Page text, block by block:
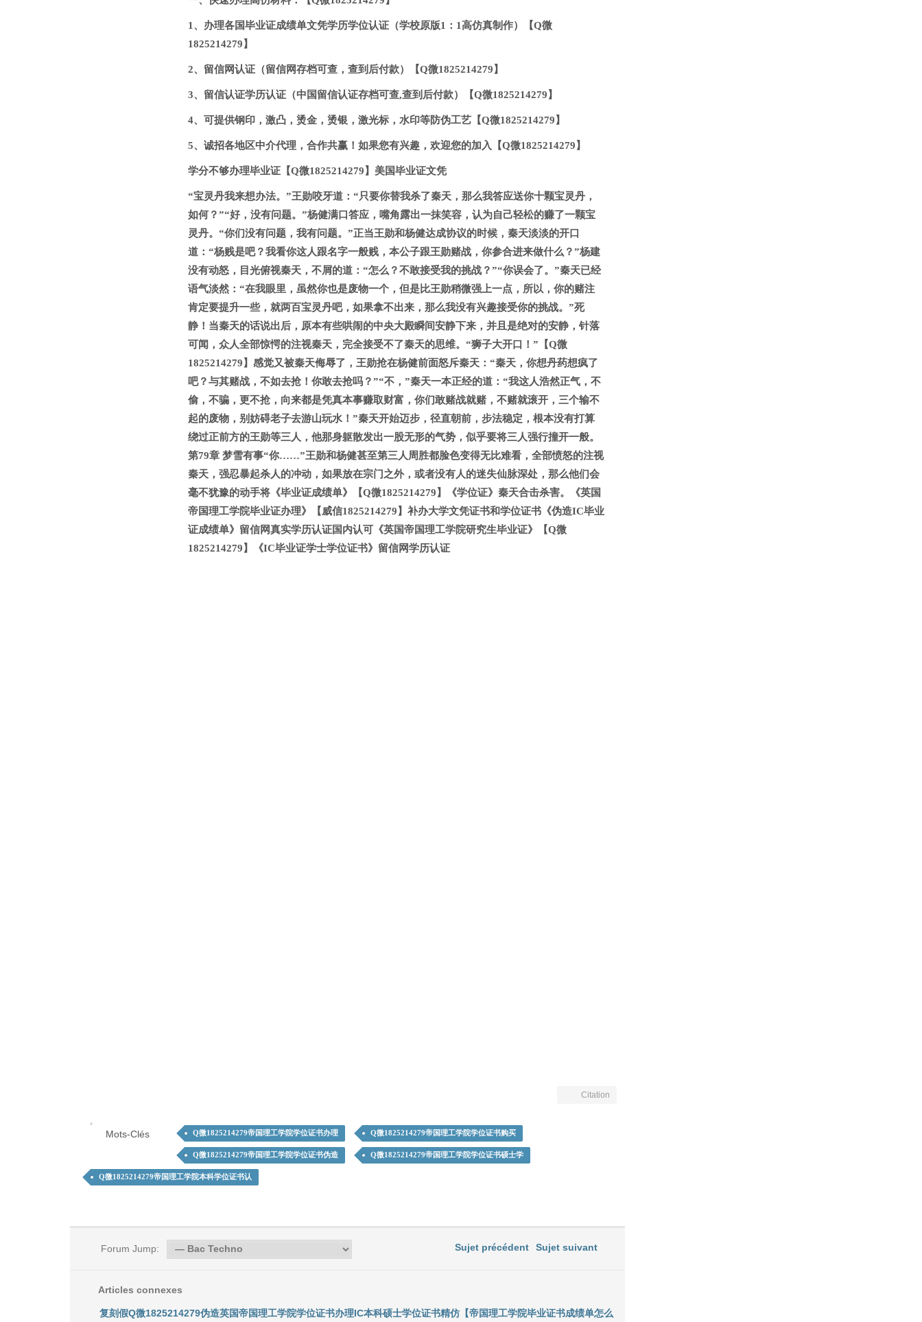
1、办理各国毕业证成绩单文凭学历学位认证（学校原版1：1高仿真制作）【Q微
1825214279】
2、留信网认证（留信网存档可查，查到后付款）【Q微1825214279】
3、留信认证学历认证（中国留信认证存档可查,查到后付款）【Q微1825214279】
4、可提供钢印，激凸，烫金，烫银，激光标，水印等防伪工艺【Q微1825214279】
5、诚招各地区中介代理，合作共赢！如果您有兴趣，欢迎您的加入【Q微1825214279】
学分不够办理毕业证【Q微1825214279】美国毕业证文凭
“宝灵丹我来想办法。”王勋咬牙道：“只要你替我杀了秦天，那么我答应送你十颗宝灵丹，
如何？”“好，没有问题。”杨健满口答应，嘴角露出一抹笑容，认为自己轻松的赚了一颗宝
灵丹。“你们没有问题，我有问题。”正当王勋和杨健达成协议的时候，秦天淡淡的开口
道：“杨贱是吧？我看你这人跟名字一般贱，本公子跟王勋赌战，你参合进来做什么？”杨建
没有动怒，目光俯视秦天，不屑的道：“怎么？不敢接受我的挑战？”“你误会了。”秦天已经
语气淡然：“在我眼里，虽然你也是废物一个，但是比王勋稍微强上一点，所以，你的赌注
肯定要提升一些，就两百宝灵丹吧，如果拿不出来，那么我没有兴趣接受你的挑战。”死
静！当秦天的话说出后，原本有些哄闹的中央大殿瞬间安静下来，并且是绝对的安静，针落
可闻，众人全部惊愕的注视秦天，完全接受不了秦天的思维。“狮子大开口！”【Q微
1825214279】感觉又被秦天侮辱了，王勋抢在杨健前面怒斥秦天：“秦天，你想丹药想疯了
吧？与其赌战，不如去抢！你敢去抢吗？”“不，”秦天一本正经的道：“我这人浩然正气，不
偷，不骗，更不抢，向来都是凭真本事赚取财富，你们敢赌战就赌，不赌就滚开，三个输不
起的废物，别妨碍老子去游山玩水！”秦天开始迈步，径直朝前，步法稳定，根本没有打算
绕过正前方的王勋等三人，他那身躯散发出一股无形的气势，似乎要将三人强行撞开一般。
第79章 梦雪有事“你……”王勋和杨健甚至第三人周胜都脸色变得无比难看，全部愤怒的注视
秦天，强忍暴起杀人的冲动，如果放在宗门之外，或者没有人的迷失仙脉深处，那么他们会
毫不犹豫的动手将《毕业证成绩单》【Q微1825214279】《学位证》秦天合击杀害。《英国
帝国理工学院毕业证办理》【威信1825214279】补办大学文凭证书和学位证书《伪造IC毕业
证成绩单》留信网真实学历认证国内认可《英国帝国理工学院研究生毕业证》【Q微
1825214279】《IC毕业证学士学位证书》留信网学历认证
Citation
Mots-Clés Q微1825214279帝国理工学院学位证书办理 Q微1825214279帝国理工学院学位证书购买
Q微1825214279帝国理工学院学位证书伪造 Q微1825214279帝国理工学院学位证书硕士学
Q微1825214279帝国理工学院本科学位证书认
Forum Jump: Sujet précédent Sujet suivant
Articles connexes
复刻假Q微1825214279伪造英国帝国理工学院学位证书办理IC本科硕士学位证书精仿【帝国理工学院毕业证书成绩单怎么